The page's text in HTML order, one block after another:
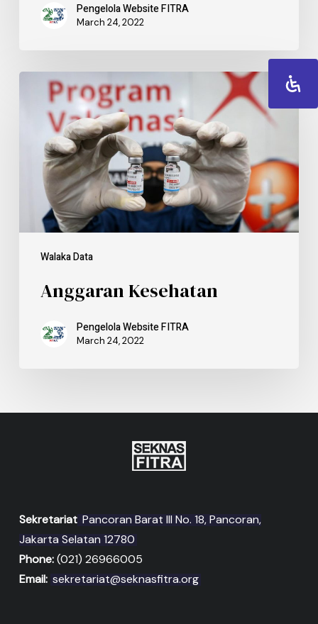
Pengelola Website FITRA
March 24, 2022
Walaka Data
Anggaran Kesehatan
Pengelola Website FITRA
March 24, 2022
Sekretariat Pancoran Barat III No. 18, Pancoran,
Jakarta Selatan 12780
Phone:(021) 26966005
Email: sekretariat@seknasfitra.org